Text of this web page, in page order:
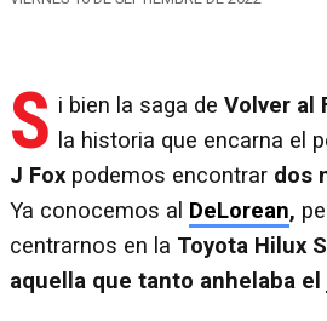
S i bien la saga de Volver al
la historia que encarna el
J Fox podemos encontrar dos
Ya conocemos al DeLorean,
centrarnos en la Toyota Hilux
aquella que tanto anhelaba el